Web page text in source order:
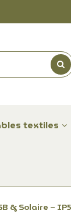
textiles
& Solaire –